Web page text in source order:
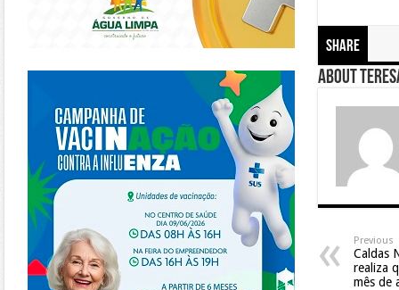
Share
About
Previous
Caldas
realiza
mês de
https://piracanjuba.go.gov.br/